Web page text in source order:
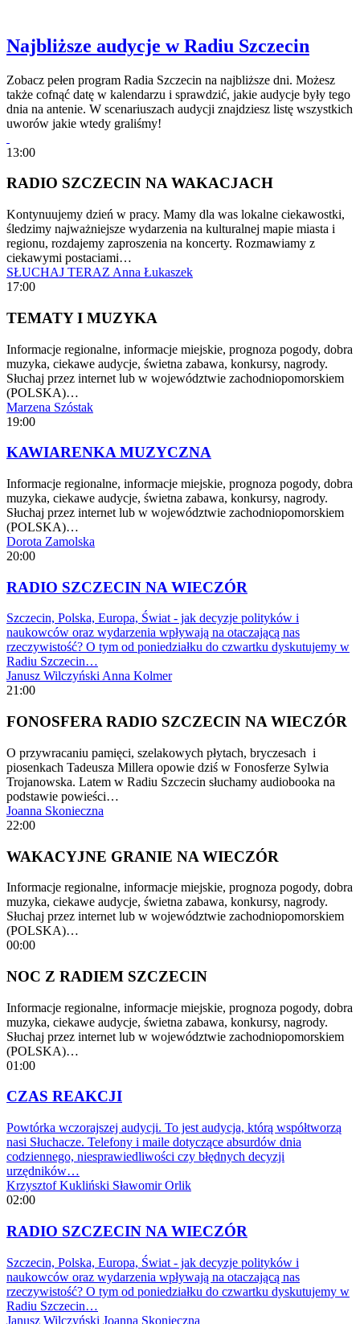
Najbliższe audycje w Radiu Szczecin
Zobacz pełen program Radia Szczecin na najbliższe dni. Możesz
także cofnąć datę w kalendarzu i sprawdzić, jakie audycje były tego
dnia na antenie. W scenariuszach audycji znajdziesz listę wszystkich
uworów jakie wtedy graliśmy!
13:00
RADIO SZCZECIN NA WAKACJACH
Kontynuujemy dzień w pracy. Mamy dla was lokalne ciekawostki,
śledzimy najważniejsze wydarzenia na kulturalnej mapie miasta i
regionu, rozdajemy zaproszenia na koncerty. Rozmawiamy z
ciekawymi postaciami…
SŁUCHAJ TERAZ Anna Łukaszek
17:00
TEMATY I MUZYKA
Informacje regionalne, informacje miejskie, prognoza pogody, dobra
muzyka, ciekawe audycje, świetna zabawa, konkursy, nagrody.
Słuchaj przez internet lub w województwie zachodniopomorskiem
(POLSKA)…
Marzena Szóstak
19:00
KAWIARENKA MUZYCZNA
Informacje regionalne, informacje miejskie, prognoza pogody, dobra
muzyka, ciekawe audycje, świetna zabawa, konkursy, nagrody.
Słuchaj przez internet lub w województwie zachodniopomorskiem
(POLSKA)…
Dorota Zamolska
20:00
RADIO SZCZECIN NA WIECZÓR
Szczecin, Polska, Europa, Świat - jak decyzje polityków i
naukowców oraz wydarzenia wpływają na otaczającą nas
rzeczywistość? O tym od poniedziałku do czwartku dyskutujemy w
Radiu Szczecin…
Janusz WilczyńskiAnna Kolmer
21:00
FONOSFERA RADIO SZCZECIN NA WIECZÓR
O przywracaniu pamięci, szelakowych płytach, bryczesach i
piosenkach Tadeusza Millera opowie dziś w Fonosferze Sylwia
Trojanowska. Latem w Radiu Szczecin słuchamy audiobooka na
podstawie powieści…
Joanna Skonieczna
22:00
WAKACYJNE GRANIE NA WIECZÓR
Informacje regionalne, informacje miejskie, prognoza pogody, dobra
muzyka, ciekawe audycje, świetna zabawa, konkursy, nagrody.
Słuchaj przez internet lub w województwie zachodniopomorskiem
(POLSKA)…
00:00
NOC Z RADIEM SZCZECIN
Informacje regionalne, informacje miejskie, prognoza pogody, dobra
muzyka, ciekawe audycje, świetna zabawa, konkursy, nagrody.
Słuchaj przez internet lub w województwie zachodniopomorskiem
(POLSKA)…
01:00
CZAS REAKCJI
Powtórka wczorajszej audycji. To jest audycja, którą współtworzą
nasi Słuchacze. Telefony i maile dotyczące absurdów dnia
codziennego, niesprawiedliwości czy błędnych decyzji
urzędników…
Krzysztof Kukliński Sławomir Orlik
02:00
RADIO SZCZECIN NA WIECZÓR
Szczecin, Polska, Europa, Świat - jak decyzje polityków i
naukowców oraz wydarzenia wpływają na otaczającą nas
rzeczywistość? O tym od poniedziałku do czwartku dyskutujemy w
Radiu Szczecin…
Janusz Wilczyński Joanna Skonieczna